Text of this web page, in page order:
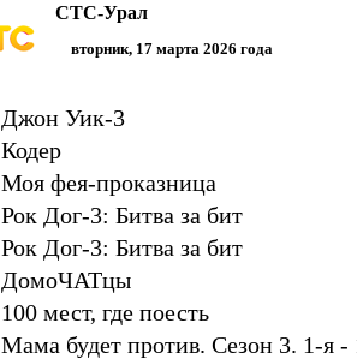
СТС-Урал
вторник, 17 марта 2026 года
Джон Уик-3
Кодер
Моя фея-проказница
Рок Дог-3: Битва за бит
Рок Дог-3: Битва за бит
ДомоЧАТцы
100 мест, где поесть
Мама будет против. Сезон 3. 1-я -